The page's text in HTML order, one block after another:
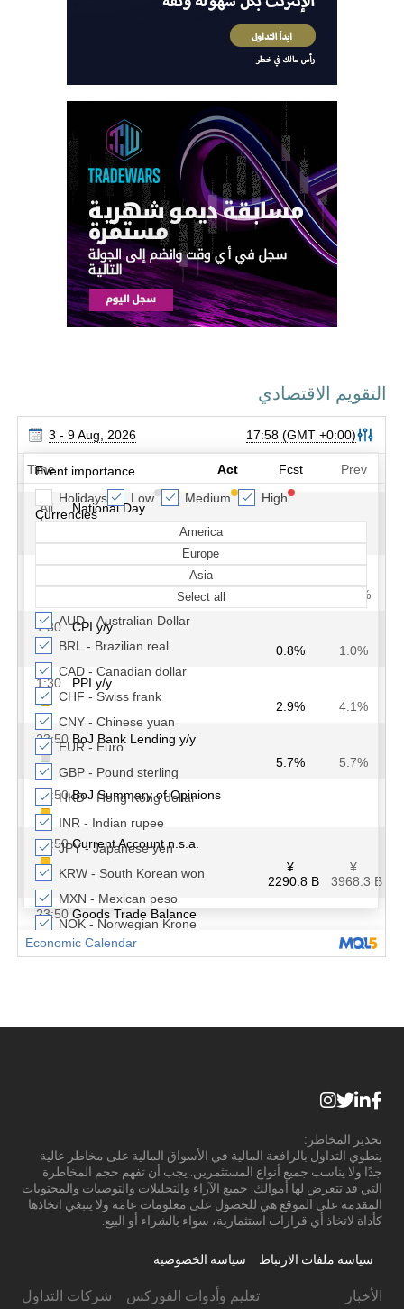
التقويم الاقتصادي
تحذير المخاطر:
ينطوي التداول بالرافعة المالية في الأسواق المالية على مخاطر عالية
جدًا ولا يناسب جميع أنواع المستثمرين. يجب أن تفهم حجم المخاطرة
التي قد تتعرض لها أموالك. جميع الآراء والتحليلات والتوصيات والمحتويات
المقدمة على الموقع هي للحصول على معلومات عامة ولا ينبغي اتخاذها
كأداة لاتخاذ أي قرارات استثمارية، سواء بالشراء أو البيع.
سياسة ملفات الارتباط سياسة الخصوصية
الأخبار تعليم وأدوات الفوركس شركات التداول